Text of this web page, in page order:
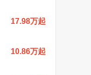
17.98万起
10.86万起